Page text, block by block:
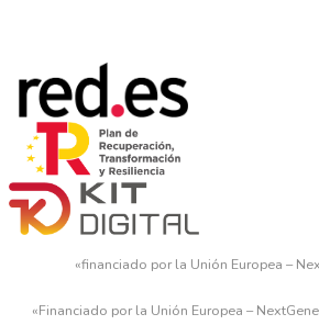
«financiado por la Unión Europea –
«Financiado por la Unión Europea –